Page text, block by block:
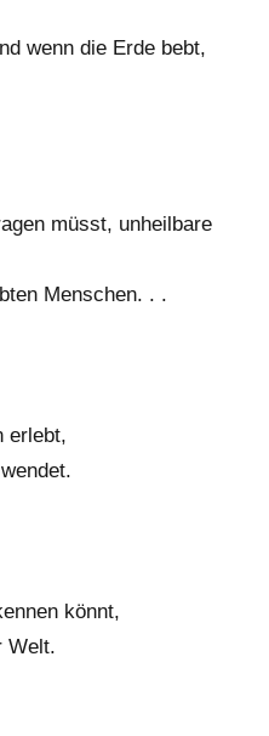
wenn die Erde bebt,
müsst, unheilbare
Menschen. . .
erlebt,
könnt,
Welt.